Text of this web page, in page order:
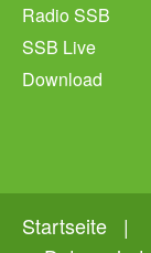
Radio SSB
SSB Live
Download
Startseite